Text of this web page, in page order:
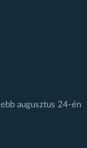
augusztus 24-én